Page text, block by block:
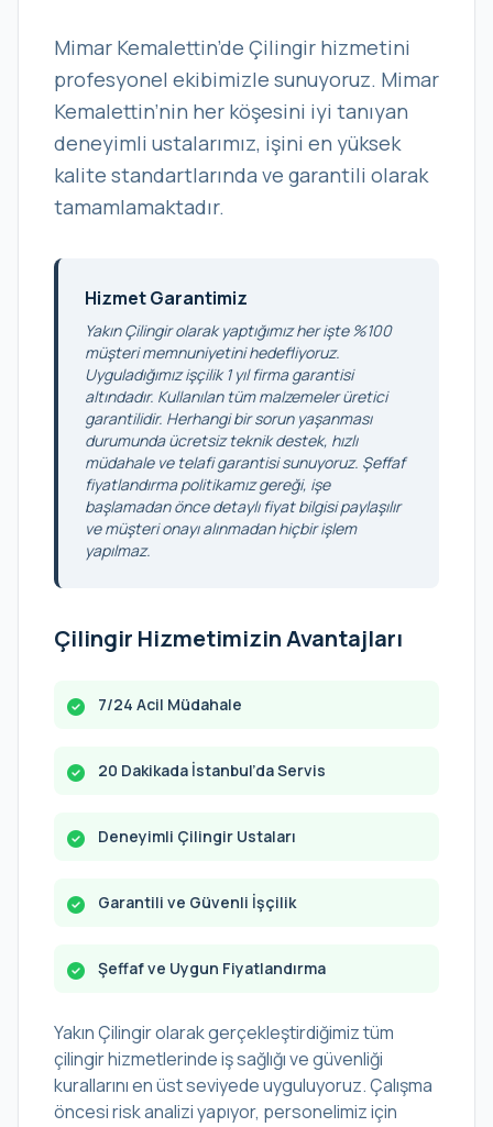
Mimar Kemalettin’de Çilingir hizmetini
profesyonel ekibimizle sunuyoruz. Mimar
Kemalettin’nin her köşesini iyi tanıyan
deneyimli ustalarımız, işini en yüksek
kalite standartlarında ve garantili olarak
tamamlamaktadır.
Hizmet Garantimiz
Yakın Çilingir olarak yaptığımız her işte %100
müşteri memnuniyetini hedefliyoruz.
Uyguladığımız işçilik 1 yıl firma garantisi
altındadır. Kullanılan tüm malzemeler üretici
garantilidir. Herhangi bir sorun yaşanması
durumunda ücretsiz teknik destek, hızlı
müdahale ve telafi garantisi sunuyoruz. Şeffaf
fiyatlandırma politikamız gereği, işe
başlamadan önce detaylı fiyat bilgisi paylaşılır
ve müşteri onayı alınmadan hiçbir işlem
yapılmaz.
Çilingir Hizmetimizin Avantajları
7/24 Acil Müdahale
20 Dakikada İstanbul’da Servis
Deneyimli Çilingir Ustaları
Garantili ve Güvenli İşçilik
Şeffaf ve Uygun Fiyatlandırma
Yakın Çilingir olarak gerçekleştirdiğimiz tüm
çilingir hizmetlerinde iş sağlığı ve güvenliği
kurallarını en üst seviyede uyguluyoruz. Çalışma
öncesi risk analizi yapıyor, personelimiz için